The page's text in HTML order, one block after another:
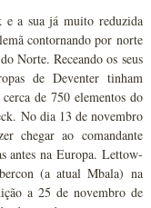
e a sua já muito reduzida
contornando por norte
Norte. Receando os seus
de Deventer tinham
de 750 elementos do
No dia 13 de novembro
chegar ao comandante
antes na Europa. Lettow-
(a atual Mbala) na
a 25 de novembro de